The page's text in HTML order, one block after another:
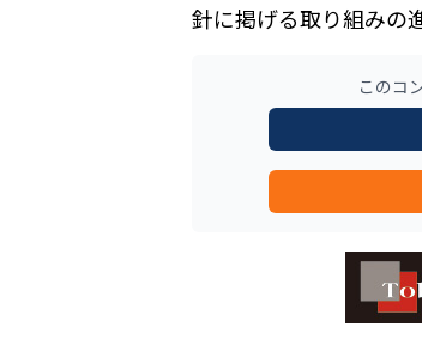
針に掲げる取り組みの
このコ